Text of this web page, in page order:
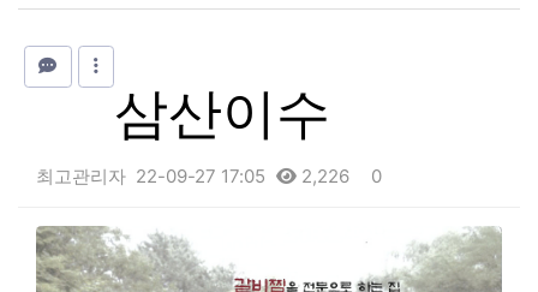
삼산이수
최고관리자 22-09-27 17:05 2,226 0
본문